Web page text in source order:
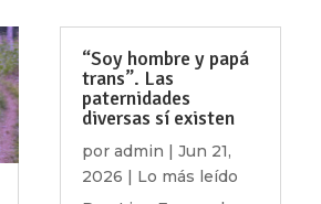
“Soy hombre y papá
trans”. Las
paternidades
diversas sí existen
poradmin |Jun 21,
2026 | Lo más leído